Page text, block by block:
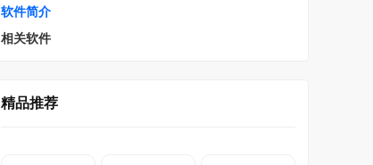
软件简介
相关软件
精品推荐